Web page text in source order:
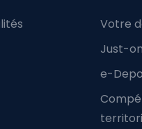
Votre
Just-
e-